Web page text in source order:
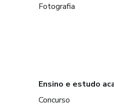
Fotografia
Ensino e estudo
Concurso